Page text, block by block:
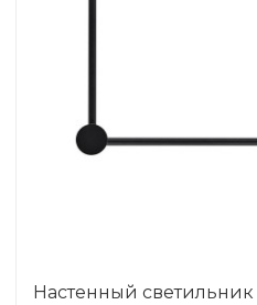
Настенный светильник